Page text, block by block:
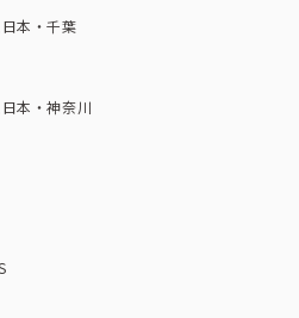
本・千葉
本・神奈川